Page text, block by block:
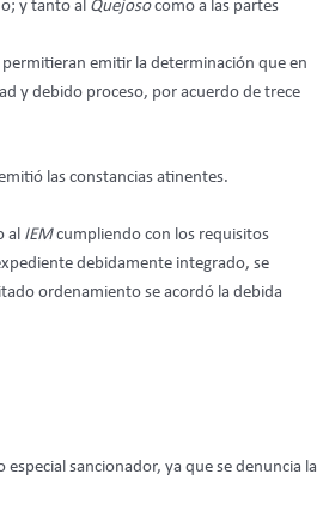
y tanto al Quejosocomo a las partes
emitir la determinación que en
y debido proceso, por acuerdo de trece
las constancias atinentes.
al IEMcumpliendo con los requisitos
debidamente integrado, se
ordenamiento se acordó la debida
sancionador, ya que se denuncia la